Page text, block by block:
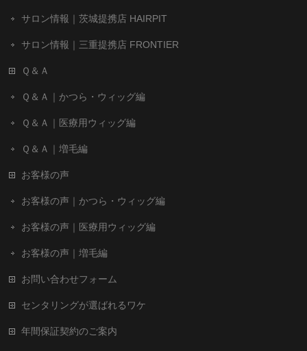
サロン情報｜茨城提携店 HAIRPIT
サロン情報｜三重提携店 FRONTIER
Ｑ＆Ａ
Ｑ＆Ａ｜かつら・ウィッグ編
Ｑ＆Ａ｜医療用ウィッグ編
Ｑ＆Ａ｜増毛編
お客様の声
お客様の声｜かつら・ウィッグ編
お客様の声｜医療用ウィッグ編
お客様の声｜増毛編
お問い合わせフォーム
センタリングが選ばれるワケ
年間保証契約のご案内